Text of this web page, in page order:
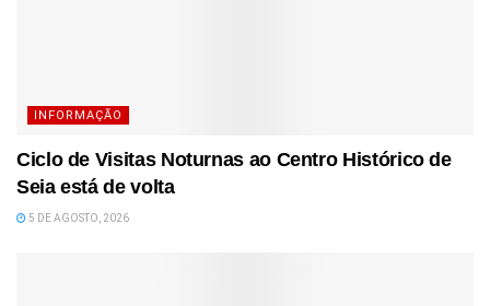
INFORMAÇÃO
Ciclo de Visitas Noturnas ao Centro Histórico de
Seia está de volta
5 DE AGOSTO, 2026